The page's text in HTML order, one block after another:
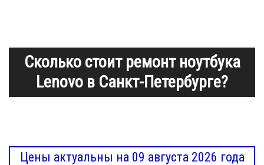
Сколько стоит ремонт ноутбука
Lenovo в Санкт-Петербурге?
Цены актуальны на 09 августа 2026 года